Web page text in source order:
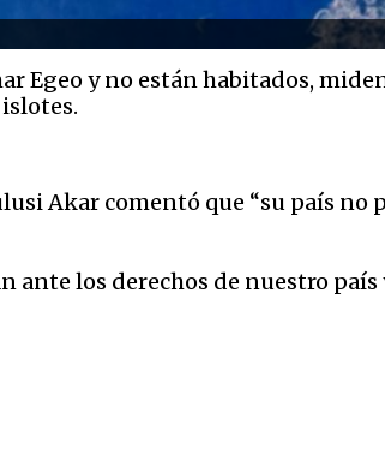
Egeo y no están habitados,
Akar comentó que “su país
ante los derechos de nuestro